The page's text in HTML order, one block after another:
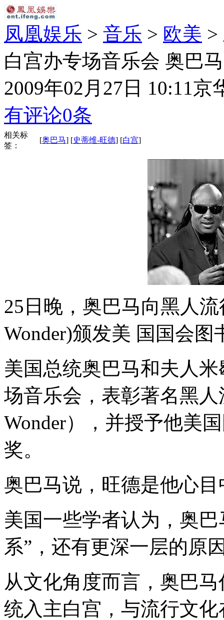
凤凰娱乐 > 音乐 > 欧美 >
白宫办专场音乐会 奥巴
2009年02月27日 10:11京
有评论0条
相关标
签：
[奥巴马] [史蒂维-旺德] [白宫]
25日晚，奥巴马向黑人
Wonder)颁发美 国国会
美国总统奥巴马和夫人
场音乐会，表彰著名黑
Wonder），并授予他美
奖。
奥巴马说，旺德是他心
美国一些学者认为，奥
系”，还有更深一层的原
从文化角度而言，奥巴
统入主白宫，与流行文